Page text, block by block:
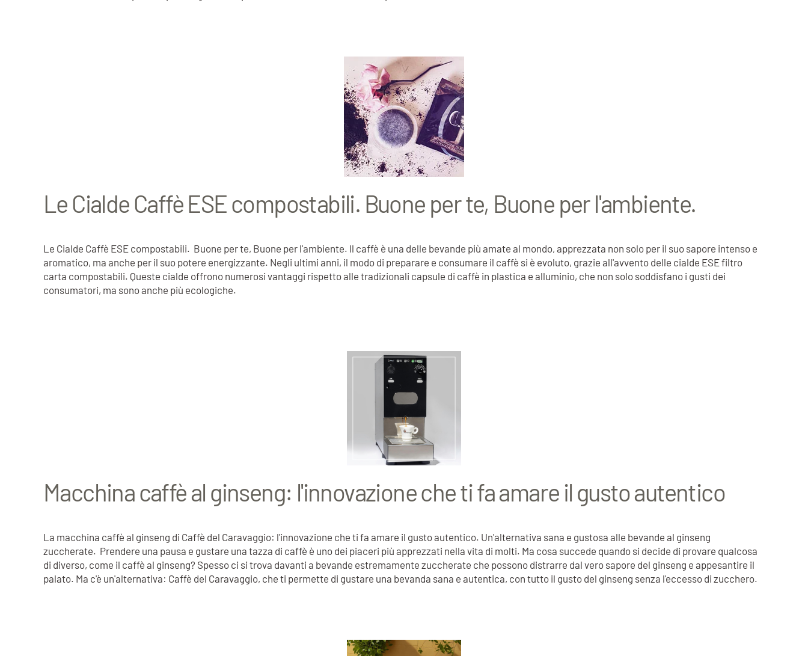
Le Cialde Caffè ESE compostabili. Buone per te, Buone per l'ambiente.
Le Cialde Caffè ESE compostabili. Buone per te, Buone per l'ambiente. Il caffè è una delle bevande più amate al mondo, apprezzata non solo per il suo sapore intenso e
aromatico, ma anche per il suo potere energizzante. Negli ultimi anni, il modo di preparare e consumare il caffè si è evoluto, grazie all'avvento delle cialde ESE filtro
carta compostabili. Queste cialde offrono numerosi vantaggi rispetto alle tradizionali capsule di caffè in plastica e alluminio, che non solo soddisfano i gusti dei
consumatori, ma sono anche più ecologiche.
Macchina caffè al ginseng: l'innovazione che ti fa amare il gusto autentico
La macchina caffè al ginseng di Caffè del Caravaggio: l'innovazione che ti fa amare il gusto autentico. Un'alternativa sana e gustosa alle bevande al ginseng
zuccherate. Prendere una pausa e gustare una tazza di caffè è uno dei piaceri più apprezzati nella vita di molti. Ma cosa succede quando si decide di provare qualcosa
di diverso, come il caffè al ginseng? Spesso ci si trova davanti a bevande estremamente zuccherate che possono distrarre dal vero sapore del ginseng e appesantire il
palato. Ma c'è un'alternativa: Caffè del Caravaggio, che ti permette di gustare una bevanda sana e autentica, con tutto il gusto del ginseng senza l'eccesso di zucchero.